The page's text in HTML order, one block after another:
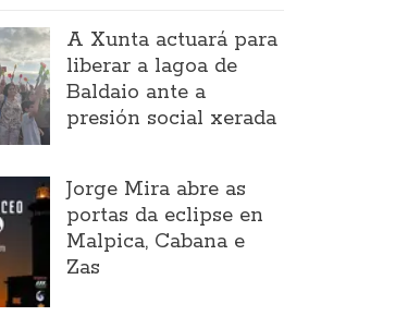
A Xunta actuará para
liberar a lagoa de
Baldaio ante a
presión social xerada
Jorge Mira abre as
portas da eclipse en
Malpica, Cabana e
Zas